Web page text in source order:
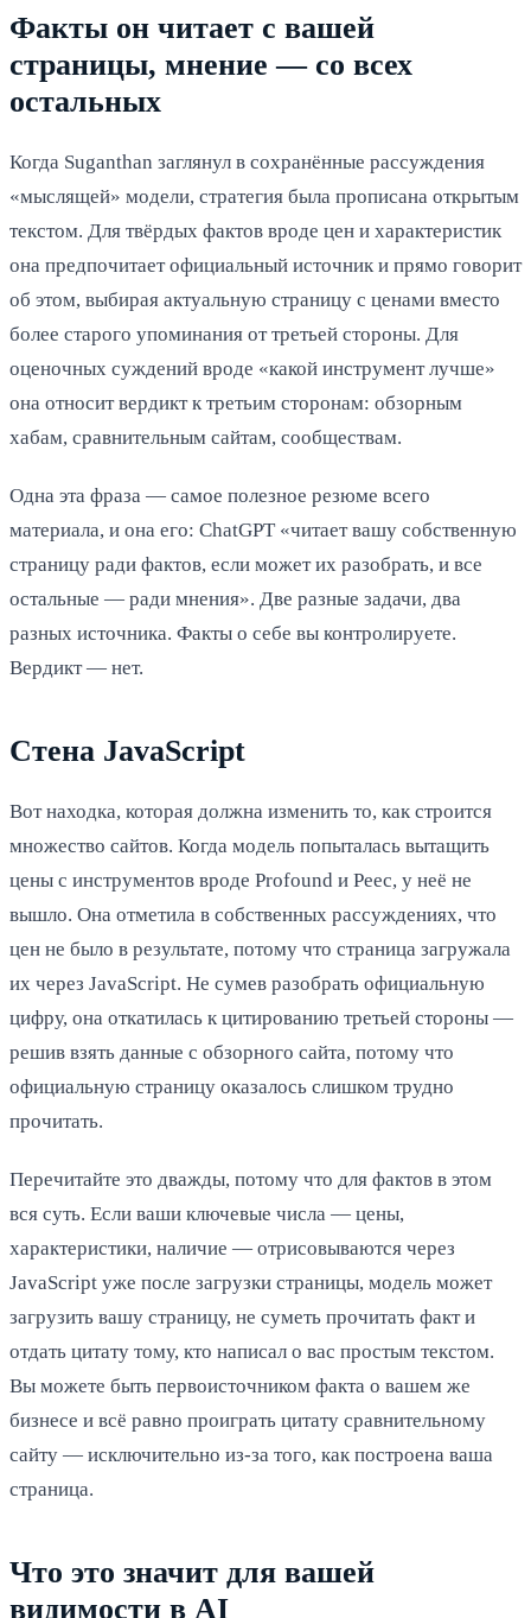
Факты он читает с вашей
страницы, мнение — со всех
остальных
Когда Suganthan заглянул в сохранённые рассуждения
«мыслящей» модели, стратегия была прописана открытым
текстом. Для твёрдых фактов вроде цен и характеристик
она предпочитает официальный источник и прямо говорит
об этом, выбирая актуальную страницу с ценами вместо
более старого упоминания от третьей стороны. Для
оценочных суждений вроде «какой инструмент лучше»
она относит вердикт к третьим сторонам: обзорным
хабам, сравнительным сайтам, сообществам.
Одна эта фраза — самое полезное резюме всего
материала, и она его: ChatGPT «читает вашу собственную
страницу ради фактов, если может их разобрать, и все
остальные — ради мнения». Две разные задачи, два
разных источника. Факты о себе вы контролируете.
Вердикт — нет.
Стена JavaScript
Вот находка, которая должна изменить то, как строится
множество сайтов. Когда модель попыталась вытащить
цены с инструментов вроде Profound и Peec, у неё не
вышло. Она отметила в собственных рассуждениях, что
цен не было в результате, потому что страница загружала
их через JavaScript. Не сумев разобрать официальную
цифру, она откатилась к цитированию третьей стороны —
решив взять данные с обзорного сайта, потому что
официальную страницу оказалось слишком трудно
прочитать.
Перечитайте это дважды, потому что для фактов в этом
вся суть. Если ваши ключевые числа — цены,
характеристики, наличие — отрисовываются через
JavaScript уже после загрузки страницы, модель может
загрузить вашу страницу, не суметь прочитать факт и
отдать цитату тому, кто написал о вас простым текстом.
Вы можете быть первоисточником факта о вашем же
бизнесе и всё равно проиграть цитату сравнительному
сайту — исключительно из-за того, как построена ваша
страница.
Что это значит для вашей
видимости в AI